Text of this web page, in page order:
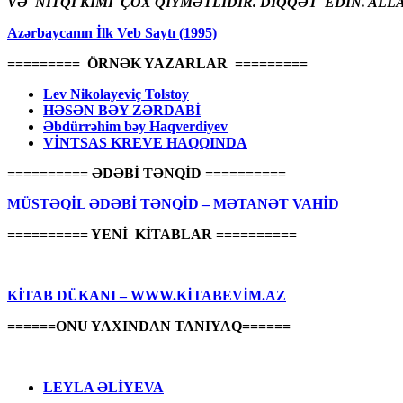
Azərbaycanın İlk Veb Saytı (1995)
========= ÖRNƏK YAZARLAR =========
Lev Nikolayeviç Tolstoy
HƏSƏN BƏY ZƏRDABİ
Əbdürrəhim bəy Haqverdiyev
VİNTSAS KREVE HAQQINDA
========== ƏDƏBİ TƏNQİD ==========
MÜSTƏQİL ƏDƏBİ TƏNQİD – MƏTANƏT VAHİD
========== YENİ KİTABLAR ==========
KİTAB DÜKANI – WWW.KİTABEVİM.AZ
======ONU YAXINDAN TANIYAQ======
LEYLA ƏLİYEVA